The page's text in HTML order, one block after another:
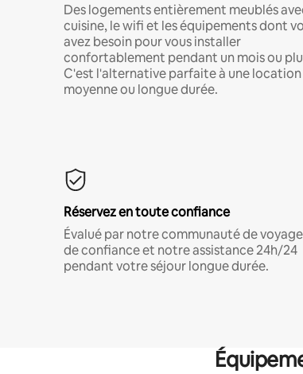
Des logements entièrement meublés
cuisine, le wifi et les équipements dont
avez besoin pour vous installer
confortablement pendant un mois ou
C'est l'alternative parfaite à une location
moyenne ou longue durée.
Réservez en toute confiance
Évalué par notre communauté de
de confiance et notre assistance 24h/24
pendant votre séjour longue durée.